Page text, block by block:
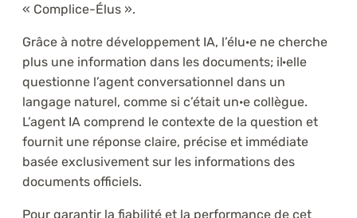
« Complice-Élus ».
Grâce à notre développement IA, l’élu·e ne cherche
plus une information dans les documents; il·elle
questionne l’agent conversationnel dans un
langage naturel, comme si c’était un·e collègue.
L’agent IA comprend le contexte de la question et
fournit une réponse claire, précise et immédiate
basée exclusivement sur les informations des
documents officiels.
Pour garantir la fiabilité et la performance de cet